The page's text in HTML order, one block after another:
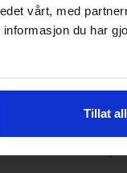
vårt, med
du har
Tillat
du selger
til over
under